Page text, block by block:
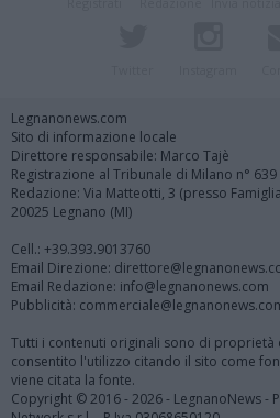
Legnanonews.com
Sito di informazione locale
Direttore responsabile: Marco Tajè
Registrazione al Tribunale di Milano n°
Redazione: Via Matteotti, 3 (presso
20025 Legnano (MI)
Cell.: +39.393.9013760
Email Direzione:
Email Redazione: info@legnanonews.com
Pubblicità:
Tutti i contenuti originali sono di proprietà
consentito l'utilizzo citando il sito come
viene citata la fonte.
Copyright © 2016 - 2026 - LegnanoNews -